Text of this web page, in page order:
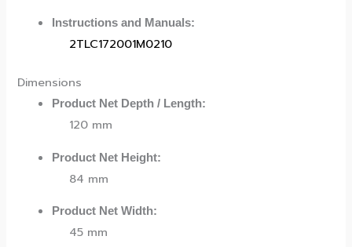
Instructions and Manuals:
2TLC172001M0210
Dimensions
Product Net Depth / Length:
120 mm
Product Net Height:
84 mm
Product Net Width:
45 mm